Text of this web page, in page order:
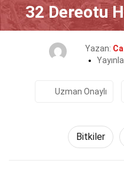
32 Dereotu
Yazan:
Uzman Onaylı
Bitkiler